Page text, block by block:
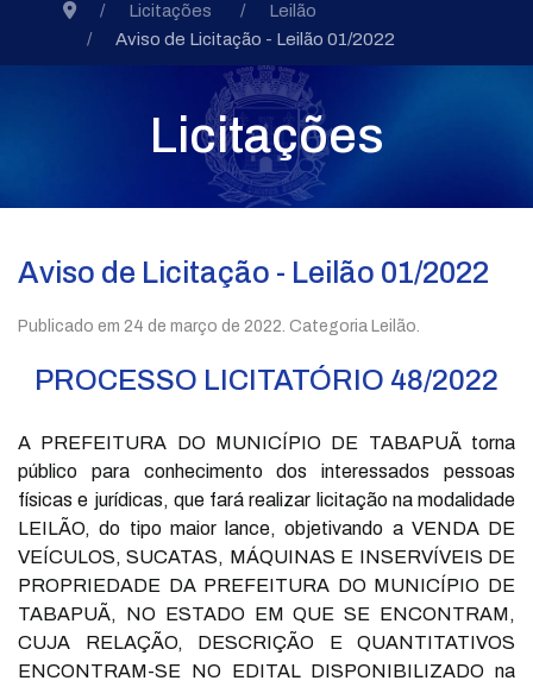
Licitações
Leilão
Aviso de Licitação - Leilão 01/2022
Licitações
Aviso de Licitação - Leilão 01/2022
Publicado em 24 de março de 2022 . Categoria Leilão.
PROCESSO LICITATÓRIO 48/2022
A PREFEITURA DO MUNICÍPIO DE TABAPUÃ torna
público para conhecimento dos interessados pessoas
físicas e jurídicas, que fará realizar licitação na modalidade
LEILÃO, do tipo maior lance, objetivando a VENDA DE
VEÍCULOS, SUCATAS, MÁQUINAS E INSERVÍVEIS DE
PROPRIEDADE DA PREFEITURA DO MUNICÍPIO DE
TABAPUÃ, NO ESTADO EM QUE SE ENCONTRAM,
CUJA RELAÇÃO, DESCRIÇÃO E QUANTITATIVOS
ENCONTRAM-SE NO EDITAL DISPONIBILIZADO na